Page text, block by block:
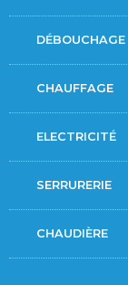
DÉBOUCHAGE
CHAUFFAGE
ELECTRICITÉ
SERRURERIE
CHAUDIÈRE